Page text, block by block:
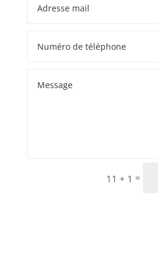
11 + 1 =